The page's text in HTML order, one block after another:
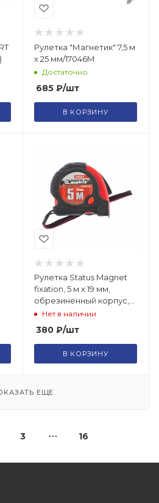
Рулетка "Магнетик" 7,5 м
x 25 мм/17046М
Достаточно
685₽/шт
В КОРЗИНУ
Рулетка Status Magnet
fixation, 5 м х 19 мм,
обрезиненный корпус,
зацеп с магнитом
Matrix/31023
Нет в наличии
380₽/шт
В КОРЗИНУ
ЕЩЕ
3 16